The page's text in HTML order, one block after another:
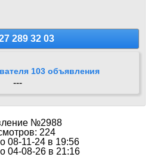
289 32 03
103 объявления
---
№2988
224
08-11-24 в 19:56
04-08-26 в 21:16